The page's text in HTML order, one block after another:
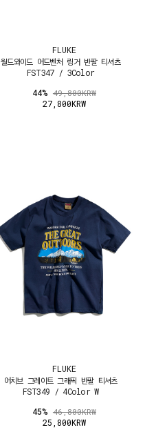
FLUKE
월드와이드 어드벤처 링거 반팔 티셔츠
FST347 / 3Color
44% 49,800KRW
27,800KRW
FLUKE
어치브 그레이트 그래픽 반팔 티셔츠
FST349 / 4Color W
45% 46,800KRW
25,800KRW